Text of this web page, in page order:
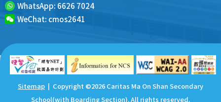
WhatsApp: 6626 7024
WeChat: cmos2641
Sitemap | Copyright ©2026 Caritas Ma On Shan Secondary
School(with Boarding Section). All rights reserved.